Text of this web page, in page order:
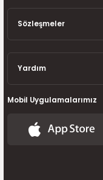
Sözleşmeler
Yardım
Mobil Uygulamalarımız